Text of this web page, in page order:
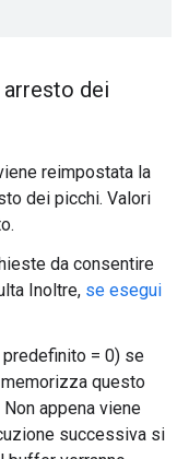
dei
reimpostata la
dei picchi. Valori
da consentire
Inoltre, se esegui
= 0) se
questo
appena viene
successiva si